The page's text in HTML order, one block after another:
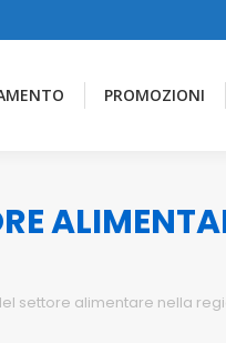
PROMOZIONI
settore alimentare nella